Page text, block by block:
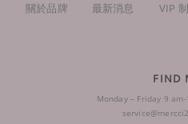
FIND
Monday – Friday 9
關於品牌 最新消息 VIP